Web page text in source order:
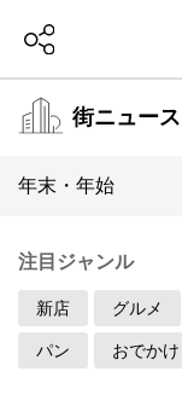
街ニュース
年末・年始
注目ジャンル
新店 グルメ
パン おでかけ